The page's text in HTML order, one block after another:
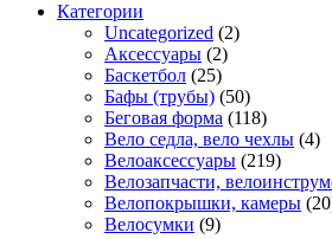
Категории
Uncategorized (2)
Аксессуары (2)
Баскетбол (25)
Бафы (трубы) (50)
Беговая форма (118)
Вело седла, вело чехлы (4)
Велоаксессуары (219)
Велозапчасти,
Велопокрышки, камеры
Велосумки (9)